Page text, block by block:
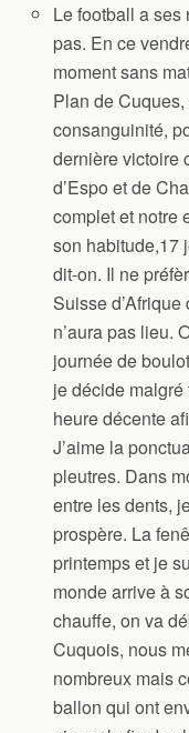
Le football a
pas. En ce
moment sans
Plan de
consanguinité,
dernière victoire
d’Espo et de
complet et notre
son habitude,17
dit-on. Il ne
Suisse
n’aura pas lieu.
journée de
je décide
heure décente
J’aime la
pleutres. Dans
entre les dents,
prospère. La
printemps et je
monde arrive à
chauffe, on va
Cuquois, nous
nombreux mais
ballon qui ont